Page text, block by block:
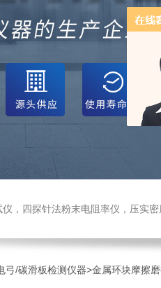
粉末电阻率仪，压实密度仪，炭块电阻率测定仪，振实密度
弓/碳滑板检测仪器>金属环块摩擦